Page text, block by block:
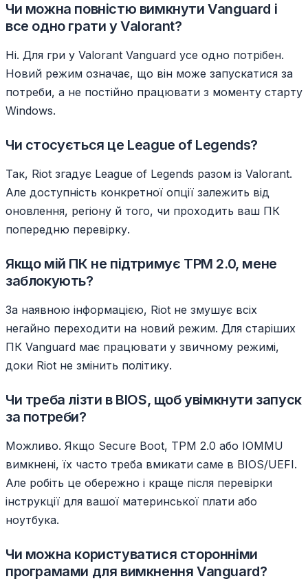
Чи можна повністю вимкнути Vanguard і
все одно грати у Valorant?
Ні. Для гри у Valorant Vanguard усе одно потрібен.
Новий режим означає, що він може запускатися за
потреби, а не постійно працювати з моменту старту
Windows.
Чи стосується це League of Legends?
Так, Riot згадує League of Legends разом із Valorant.
Але доступність конкретної опції залежить від
оновлення, регіону й того, чи проходить ваш ПК
попередню перевірку.
Якщо мій ПК не підтримує TPM 2.0, мене
заблокують?
За наявною інформацією, Riot не змушує всіх
негайно переходити на новий режим. Для старіших
ПК Vanguard має працювати у звичному режимі,
доки Riot не змінить політику.
Чи треба лізти в BIOS, щоб увімкнути запуск
за потреби?
Можливо. Якщо Secure Boot, TPM 2.0 або IOMMU
вимкнені, їх часто треба вмикати саме в BIOS/UEFI.
Але робіть це обережно і краще після перевірки
інструкції для вашої материнської плати або
ноутбука.
Чи можна користуватися сторонніми
програмами для вимкнення Vanguard?